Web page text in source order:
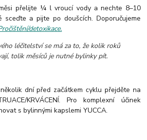
přelijte ¼ l vroucí vody a nechte 8–10
sceďte a pijte po doušcích. Doporučujeme
detoxikace.
léčitelství se má za to, že kolik roků
tolik měsíců je nutné bylinky pít.
dní před začátkem cyklu přejděte na
KRVÁCENÍ. Pro komplexní účinek
s bylinnými kapslemi YUCCA.